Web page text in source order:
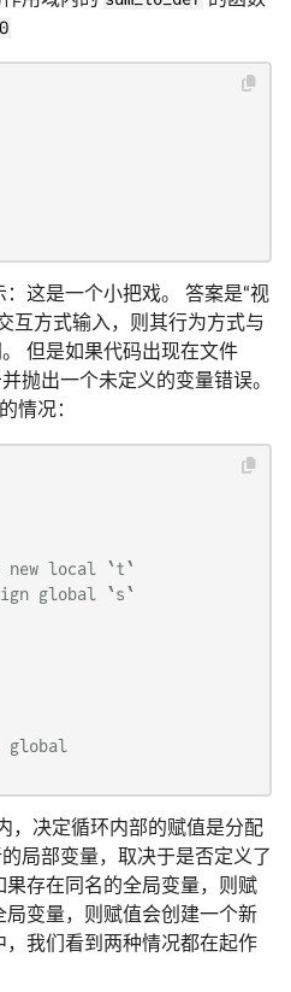
这是一个小把戏。 答案是“视
互方式输入，则其行为方式与
但是如果代码出现在文件
抛出一个未定义的变量错误。
情况：
new local `t`
global `s`
global
，决定循环内部的赋值是分配
局部变量，取决于是否定义了
存在同名的全局变量，则赋
变量，则赋值会创建一个新
，我们看到两种情况都在起作